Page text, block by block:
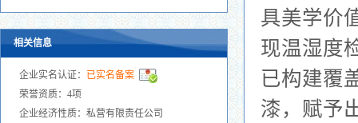
相关信息
企业实名认证： 已实名备案
荣誉资质：4项
企业经济性质：私营有限责任公司
具美学价
现温湿度
已构建覆
漆，赋予